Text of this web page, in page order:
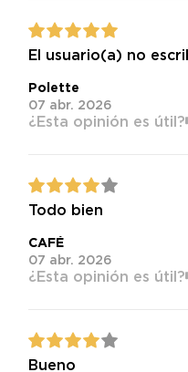
El usuario(a) no
¿Esta opinión es útil?
Polette
07 abr. 2026
Todo bien
¿Esta opinión es útil?
CAFÉ
07 abr. 2026
Bueno